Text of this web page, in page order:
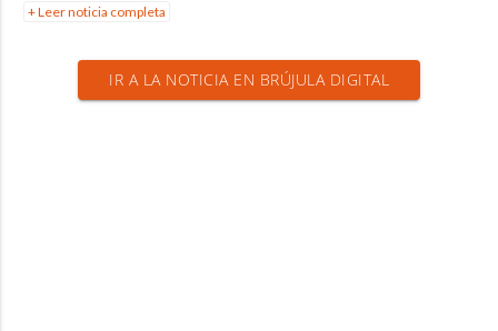
+ Leer noticia completa
IR A LA NOTICIA EN BRÚJULA DIGITAL